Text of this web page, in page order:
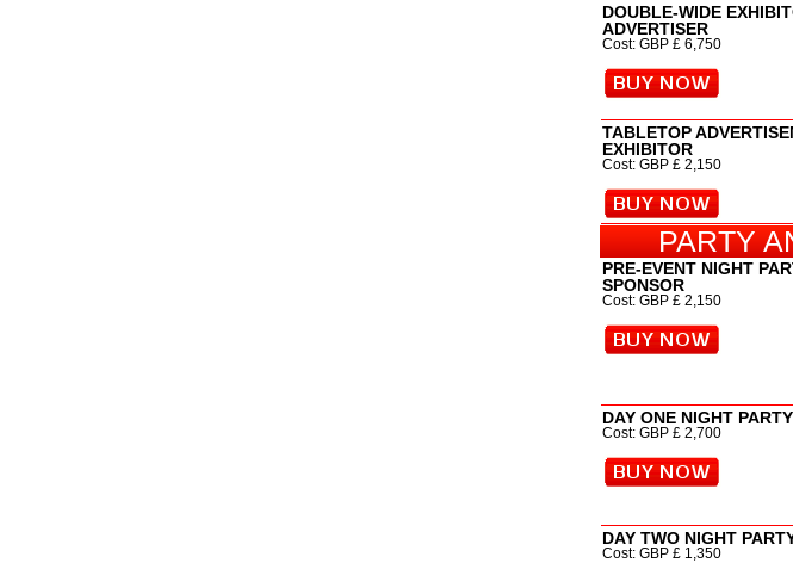
DOUBLE-WIDE
ADVERTISER
Cost: GBP £ 6,750
TABLETOP
EXHIBITOR
Cost: GBP £ 2,150
PARTY
PRE-EVENT NIGHT
SPONSOR
Cost: GBP £ 2,150
DAY ONE NIGHT
Cost: GBP £ 2,700
DAY TWO NIGHT
Cost: GBP £ 1,350